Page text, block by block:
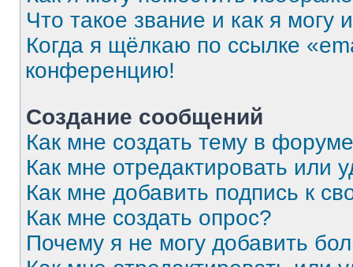
Что такое звание и как я могу
Когда я щёлкаю по ссылке
конференцию!
Создание сообщений
Как мне создать тему в
Как мне отредактировать или
Как мне добавить подпись к
Как мне создать опрос?
Почему я не могу добавить